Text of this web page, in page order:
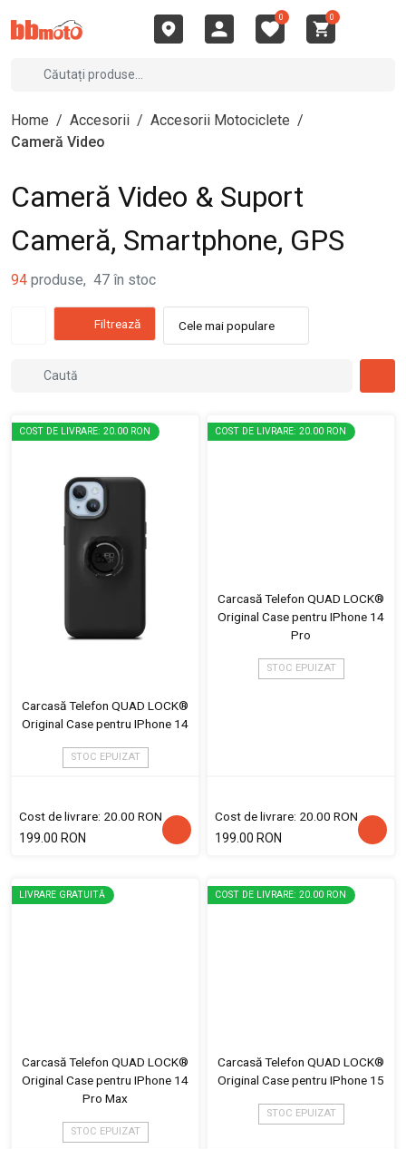
0 0
Home / Accesorii / Accesorii Motociclete /
Cameră Video
Cameră Video & Suport
Cameră, Smartphone, GPS
94 produse, 47 în stoc
Filtrează Cele mai populare
COST DE LIVRARE: 20.00 RON
Carcasă Telefon QUAD LOCK®
Original Case pentru IPhone 14
STOC EPUIZAT
Cost de livrare: 20.00 RON
199.00 RON
COST DE LIVRARE: 20.00 RON
Carcasă Telefon QUAD LOCK®
Original Case pentru IPhone 14
Pro
STOC EPUIZAT
Cost de livrare: 20.00 RON
199.00 RON
LIVRARE GRATUITĂ
Carcasă Telefon QUAD LOCK®
Original Case pentru IPhone 14
Pro Max
STOC EPUIZAT
COST DE LIVRARE: 20.00 RON
Carcasă Telefon QUAD LOCK®
Original Case pentru IPhone 15
STOC EPUIZAT